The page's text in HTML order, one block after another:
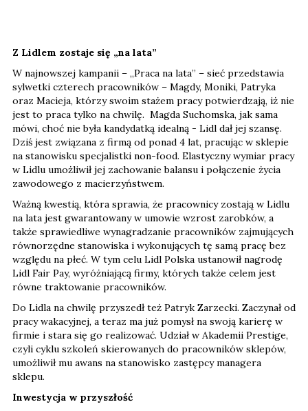
Z Lidlem zostaje się „na lata”
W najnowszej kampanii – „Praca na lata” – sieć przedstawia
sylwetki czterech pracowników – Magdy, Moniki, Patryka
oraz Macieja, którzy swoim stażem pracy potwierdzają, iż nie
jest to praca tylko na chwilę. Magda Suchomska, jak sama
mówi, choć nie była kandydatką idealną - Lidl dał jej szansę.
Dziś jest związana z firmą od ponad 4 lat, pracując w sklepie
na stanowisku specjalistki non-food. Elastyczny wymiar pracy
w Lidlu umożliwił jej zachowanie balansu i połączenie życia
zawodowego z macierzyństwem.
Ważną kwestią, która sprawia, że pracownicy zostają w Lidlu
na lata jest gwarantowany w umowie wzrost zarobków, a
także sprawiedliwe wynagradzanie pracowników zajmujących
równorzędne stanowiska i wykonujących tę samą pracę bez
względu na płeć. W tym celu Lidl Polska ustanowił nagrodę
Lidl Fair Pay, wyróżniającą firmy, których także celem jest
równe traktowanie pracowników.
Do Lidla na chwilę przyszedł też Patryk Zarzecki. Zaczynał od
pracy wakacyjnej, a teraz ma już pomysł na swoją karierę w
firmie i stara się go realizować. Udział w Akademii Prestige,
czyli cyklu szkoleń skierowanych do pracowników sklepów,
umożliwił mu awans na stanowisko zastępcy managera
sklepu.
Inwestycja w przyszłość